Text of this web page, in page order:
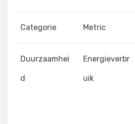
Categorie Metric
Duurzaamhei
d
Energieverbr
uik